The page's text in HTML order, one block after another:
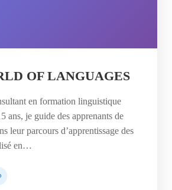
OF LANGUAGES
en formation linguistique
ans, je guide des apprenants de
leur parcours d’apprentissage des
en…